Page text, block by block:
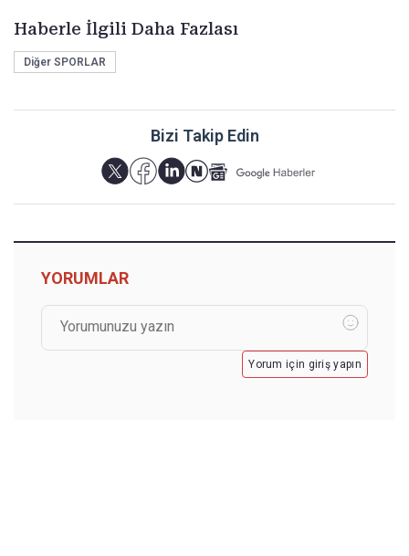
Haberle İlgili Daha Fazlası
Diğer SPORLAR
Bizi Takip Edin
YORUMLAR
Yorum için giriş yapın